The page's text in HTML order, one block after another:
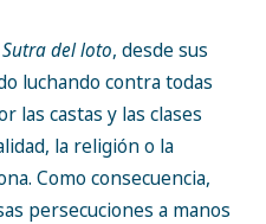
Sutra del loto, desde sus
luchando contra todas
las castas y las clases
la religión o la
Como consecuencia,
persecuciones a manos